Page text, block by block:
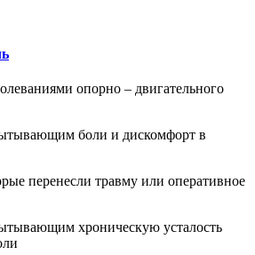
опорно – двигательного
боли и дискомфорт в
перенесли травму или оперативное
хроническую усталость